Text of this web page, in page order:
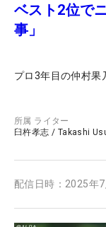
ベスト2位で
事」
プロ3年目の仲村果
所属 ライター
臼杵孝志 / Takashi
配信日時： 2025年